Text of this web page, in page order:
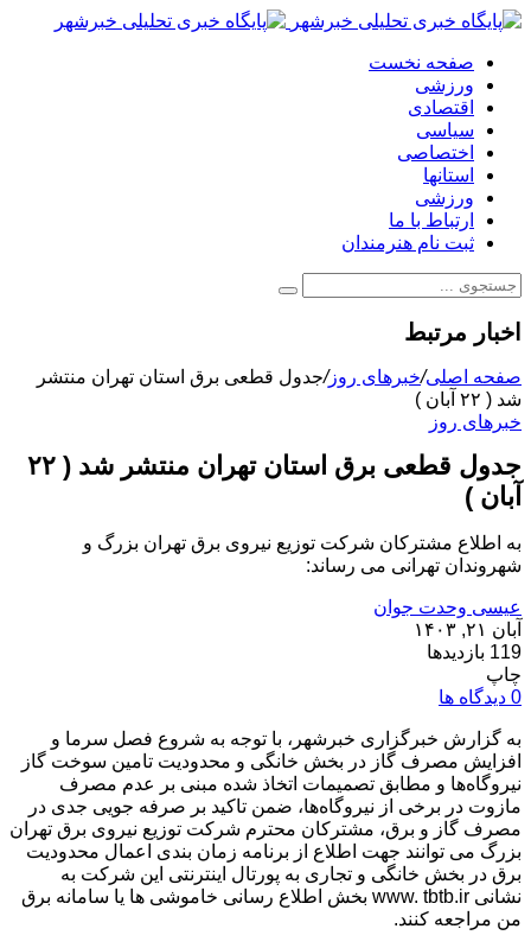
صفحه نخست
ورزشی
اقتصادی
سیاسی
اختصاصی
استانها
ورزشی
ارتباط با ما
ثبت نام هنرمندان
اخبار مرتبط
صفحه اصلی/خبرهای روز/جدول قطعی برق استان تهران منتشر
شد ( ۲۲ آبان )
خبرهای روز
جدول قطعی برق استان تهران منتشر شد ( ۲۲
آبان )
به اطلاع مشترکان شرکت توزیع نیروی برق تهران بزرگ و
شهروندان تهرانی می رساند:
عیسی وحدت جوان
آبان ۲۱, ۱۴۰۳
119 بازدیدها
چاپ
0 دیدگاه ها
به گزارش خبرگزاری خبرشهر، با توجه به شروع فصل سرما و
افزایش مصرف گاز در بخش خانگی و محدودیت‌ تامین سوخت گاز
نیروگاه‌ها و مطابق تصمیمات اتخاذ شده مبنی بر عدم مصرف
مازوت در برخی از نیروگاه‌ها، ضمن تاکید بر صرفه جویی جدی در
مصرف گاز و برق، مشترکان محترم شرکت توزیع نیروی برق تهران
بزرگ می توانند جهت اطلاع از برنامه زمان بندی اعمال محدودیت
برق در بخش خانگی و تجاری به پورتال اینترنتی این شرکت به
نشانی www. tbtb.ir بخش اطلاع رسانی خاموشی ها یا سامانه برق
من مراجعه کنند.